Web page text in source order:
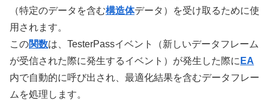
（特定のデータを含む構造体データ）を受け取るために使
用されます。
この関数は、TesterPassイベント（新しいデータフレーム
が受信された際に発生するイベント）が発生した際に EA
内で自動的に呼び出され、最適化結果を含むデータフレー
ムを処理します。